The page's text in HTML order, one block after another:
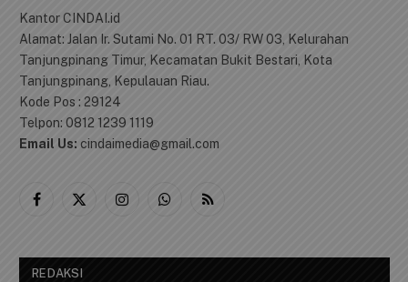
Kantor CINDAI.id
Alamat: Jalan Ir. Sutami No. 01 RT. 03/ RW 03, Kelurahan
Tanjungpinang Timur, Kecamatan Bukit Bestari, Kota
Tanjungpinang, Kepulauan Riau.
Kode Pos : 29124
Telpon: 0812 1239 1119
Email Us: cindaimedia@gmail.com
Facebook
X
InstagramWhatsApp
RSS
REDAKSI